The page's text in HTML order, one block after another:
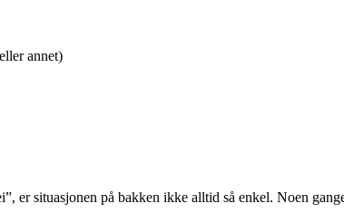
annet)
er situasjonen på bakken ikke alltid så enkel. Noen